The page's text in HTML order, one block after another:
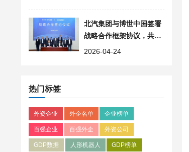
北汽集团与博世中国签署
战略合作框架协议，共探
智能出行新未来
2026-04-24
热门标签
外资企业 外企名单 企业榜单
百强企业 百强外企 外资公司
GDP数据 人形机器人 GDP榜单